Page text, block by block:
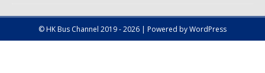
© HK Bus Channel 2019 - 2026 | Powered by WordPress